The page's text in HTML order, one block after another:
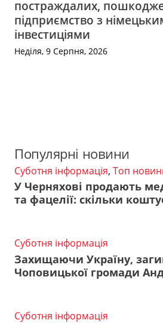
постраждалих,
підприємство з
інвестиціями
Неділя, 9 Серпня, 2026
Популярні новини
Суботня інформація, Топ
У Черняхові продають
та фацелії: скільки
Суботня інформація
Захищаючи Україну,
Чоповицької громади
Суботня інформація